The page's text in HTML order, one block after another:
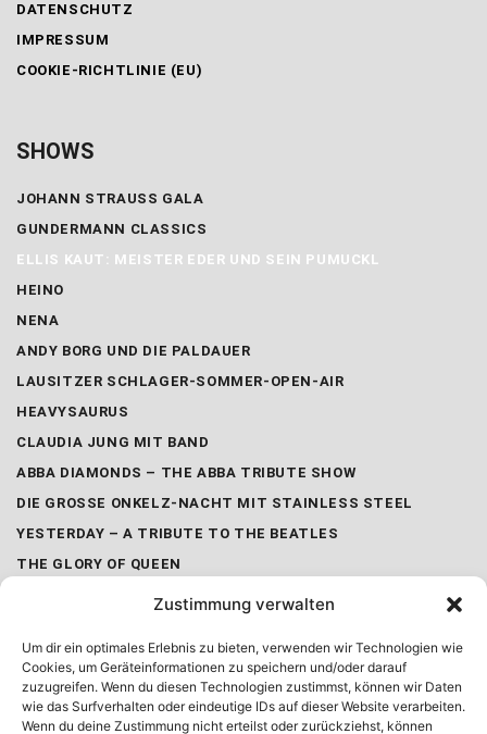
Zustimmung verwalten
Um dir ein optimales Erlebnis zu bieten, verwenden wir Technologien wie
Cookies, um Geräteinformationen zu speichern und/oder darauf
zuzugreifen. Wenn du diesen Technologien zustimmst, können wir Daten
wie das Surfverhalten oder eindeutige IDs auf dieser Website verarbeiten.
Wenn du deine Zustimmung nicht erteilst oder zurückziehst, können
DATENSCHUTZ
IMPRESSUM
COOKIE-RICHTLINIE (EU)
SHOWS
JOHANN STRAUSS GALA
GUNDERMANN CLASSICS
ELLIS KAUT: MEISTER EDER UND SEIN PUMUCKL
HEINO
NENA
ANDY BORG UND DIE PALDAUER
LAUSITZER SCHLAGER-SOMMER-OPEN-AIR
HEAVYSAURUS
CLAUDIA JUNG MIT BAND
ABBA DIAMONDS – THE ABBA TRIBUTE SHOW
DIE GROSSE ONKELZ-NACHT MIT STAINLESS STEEL
YESTERDAY – A TRIBUTE TO THE BEATLES
THE GLORY OF QUEEN​
SPIRIT OF SMOKIE
QUEEN-CLASSICAL
ONKELZ – SYMPHONIEN UND SONATEN
SÜDTIROLER MUSIKFEST